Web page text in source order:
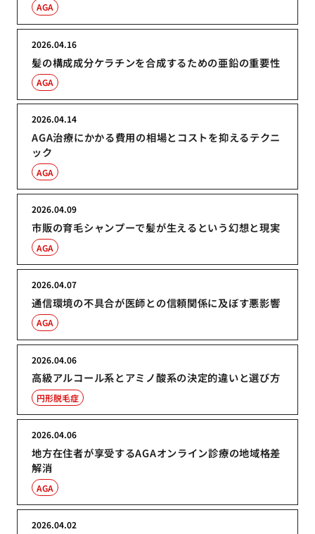
AGA
髪の構成成分ケラチンを合成するための亜鉛の重要性
2026.04.16
AGA
AGA治療にかかる費用の相場とコストを抑えるテクニ
ック
2026.04.14
AGA
市販の育毛シャンプーで髪が生えるという幻想と現実
2026.04.09
AGA
通信環境の不具合が医師との信頼関係に及ぼす悪影響
2026.04.07
AGA
高級アルコール系とアミノ酸系の決定的違いと選び方
2026.04.06
円形脱毛症
地方在住者が享受するAGAオンライン診療の地域格差
解消
2026.04.06
AGA
2026.04.02